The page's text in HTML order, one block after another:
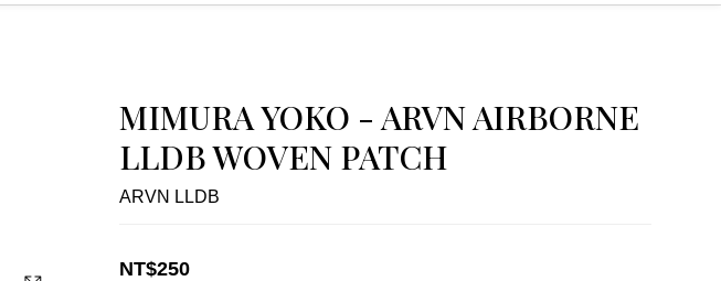
MIMURA YOKO - ARVN AIRBORNE
LLDB WOVEN PATCH
ARVN LLDB
NT$250